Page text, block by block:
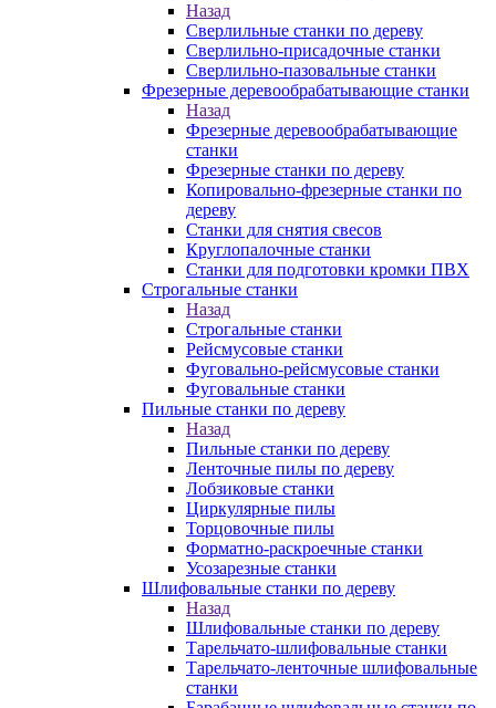
Назад
Сверлильные станки по дереву
Сверлильно-присадочные станки
Сверлильно-пазовальные станки
Фрезерные деревообрабатывающие станки
Назад
Фрезерные деревообрабатывающие
станки
Фрезерные станки по дереву
Копировально-фрезерные станки по
дереву
Станки для снятия свесов
Круглопалочные станки
Станки для подготовки кромки ПВХ
Строгальные станки
Назад
Строгальные станки
Рейсмусовые станки
Фуговально-рейсмусовые станки
Фуговальные станки
Пильные станки по дереву
Назад
Пильные станки по дереву
Ленточные пилы по дереву
Лобзиковые станки
Циркулярные пилы
Торцовочные пилы
Форматно-раскроечные станки
Усозарезные станки
Шлифовальные станки по дереву
Назад
Шлифовальные станки по дереву
Тарельчато-шлифовальные станки
Тарельчато-ленточные шлифовальные
станки